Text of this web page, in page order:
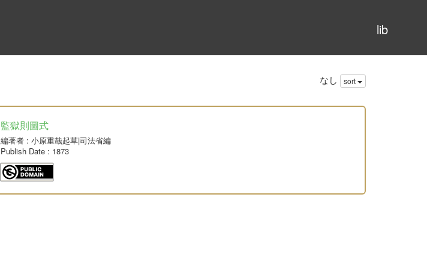
lib
なし sort
監獄則圖式
編著者: 小原重哉起草|司法省編
Publish Date: 1873